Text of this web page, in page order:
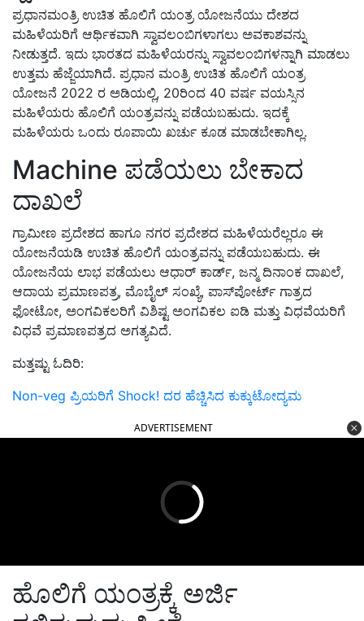
ಪ್ರಧಾನಮಂತ್ರಿ ಉಚಿತ ಹೊಲಿಗೆ ಯಂತ್ರ ಯೋಜನೆಯು ದೇಶದ
ಮಹಿಳೆಯರಿಗೆ ಆರ್ಥಿಕವಾಗಿ ಸ್ವಾವಲಂಬಿಗಳಾಗಲು ಅವಕಾಶವನ್ನು
ನೀಡುತ್ತದೆ. ಇದು ಭಾರತದ ಮಹಿಳೆಯರನ್ನು ಸ್ವಾವಲಂಬಿಗಳನ್ನಾಗಿ ಮಾಡಲು
ಉತ್ತಮ ಹೆಜ್ಜೆಯಾಗಿದೆ. ಪ್ರಧಾನ ಮಂತ್ರಿ ಉಚಿತ ಹೊಲಿಗೆ ಯಂತ್ರ
ಯೋಜನೆ 2022 ರ ಅಡಿಯಲ್ಲಿ, 20ರಿಂದ 40 ವರ್ಷ ವಯಸ್ಸಿನ
ಮಹಿಳೆಯರು ಹೊಲಿಗೆ ಯಂತ್ರವನ್ನು ಪಡೆಯಬಹುದು. ಇದಕ್ಕೆ
ಮಹಿಳೆಯರು ಒಂದು ರೂಪಾಯಿ ಖರ್ಚು ಕೂಡ ಮಾಡಬೇಕಾಗಿಲ್ಲ.
Machine ಪಡೆಯಲು ಬೇಕಾದ
ದಾಖಲೆ
ಗ್ರಾಮೀಣ ಪ್ರದೇಶದ ಹಾಗೂ ನಗರ ಪ್ರದೇಶದ ಮಹಿಳೆಯರೆಲ್ಲರೂ ಈ
ಯೋಜನೆಯಡಿ ಉಚಿತ ಹೊಲಿಗೆ ಯಂತ್ರವನ್ನು ಪಡೆಯಬಹುದು. ಈ
ಯೋಜನೆಯ ಲಾಭ ಪಡೆಯಲು ಆಧಾರ್ ಕಾರ್ಡ್, ಜನ್ಮ ದಿನಾಂಕ ದಾಖಲೆ,
ಆದಾಯ ಪ್ರಮಾಣಪತ್ರ, ಮೊಬೈಲ್ ಸಂಖ್ಯೆ, ಪಾಸ್‌ಪೋರ್ಟ್ ಗಾತ್ರದ
ಫೋಟೋ, ಅಂಗವಿಕಲರಿಗೆ ವಿಶಿಷ್ಟ ಅಂಗವಿಕಲ ಐಡಿ ಮತ್ತು ವಿಧವೆಯರಿಗೆ
ವಿಧವೆ ಪ್ರಮಾಣಪತ್ರದ ಅಗತ್ಯವಿದೆ.
ಮತ್ತಷ್ಟು ಓದಿರಿ:
Non-veg ಪ್ರಿಯರಿಗೆ Shock! ದರ ಹೆಚ್ಚಿಸಿದ ಕುಕ್ಕುಟೋದ್ಯಮ
ADVERTISEMENT
ಹೊಲಿಗೆ ಯಂತ್ರಕ್ಕೆ ಅರ್ಜಿ